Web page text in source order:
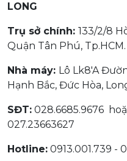
LONG
Trụ sở chính: 133/2/8
Quận Tân Phú, Tp.HCM.
Nhà máy: Lô Lk8'A
Hạnh Bắc, Đức Hòa,
SĐT: 028.6685.9676
027.23663627
Hotline: 0913.001.739 -